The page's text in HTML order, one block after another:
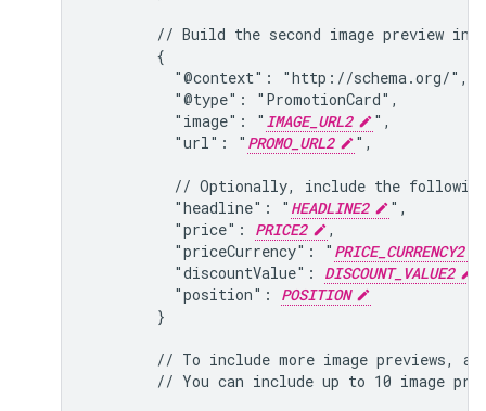
// Build the second image preview in
        {
          "@context": "http://schema.org/",
          "@type": "PromotionCard",
          "image": "
IMAGE_URL2
",
          "url": "
PROMO_URL2 ",
// Optionally, include the
          "headline": "
HEADLINE2
",
          "price":
PRICE2
,
          "priceCurrency": "
PRICE_CURRENCY2
          "discountValue":
DISCOUNT_VALUE2
          "position":
POSITION
        }
// To include more image previews,
// You can include up to 10 image